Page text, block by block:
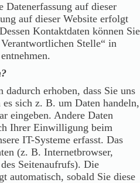
auf dieser
auf dieser Website erfolgt
Kontaktdaten können Sie
Stelle“ in
erhoben, dass Sie uns
sich z. B. um Daten handeln,
eingeben. Andere Daten
Ihrer Einwilligung beim
IT-Systeme erfasst. Das
(z. B. Internetbrowser,
Seitenaufrufs). Die
automatisch, sobald Sie diese